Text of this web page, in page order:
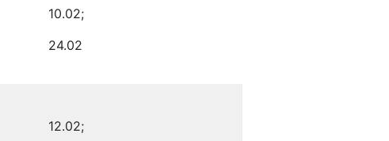
10.02;
24.02
12.02;